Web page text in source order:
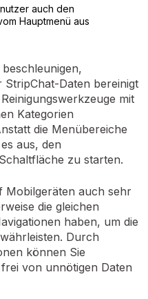
auch den
Hauptmenü aus
Daten bereinigt
mit
Kategorien
die Menübereiche
aus, den
zu starten.
Mobilgeräten auch sehr
die gleichen
haben, um die
Durch
können Sie
von unnötigen Daten